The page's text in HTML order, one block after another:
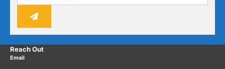
Reach Out
Email